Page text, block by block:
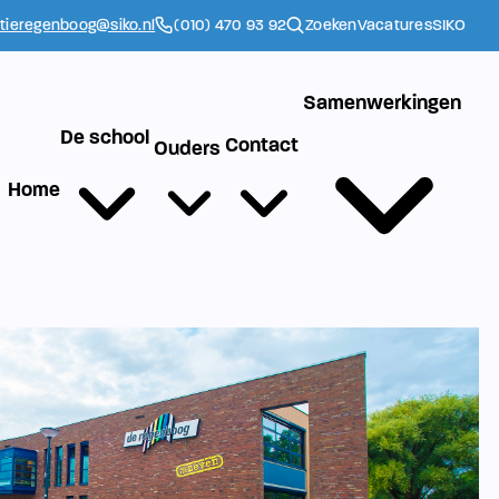
(010) 470 93 92 ZoekenVacaturesSIKO
Home
De school Ouders Contact
Samenwerkingen